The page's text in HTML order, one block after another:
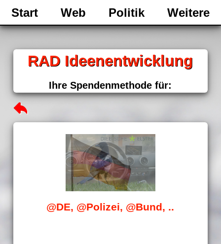
Start Web Politik Weitere
RAD Ideenentwicklung
Ihre Spendenmethode für:
@DE, @Polizei, @Bund, ..